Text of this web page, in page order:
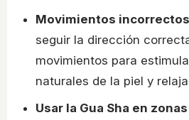
Movimientos incorrectos
seguir la dirección
movimientos para
naturales de la piel y
Usar la Gua Sha en